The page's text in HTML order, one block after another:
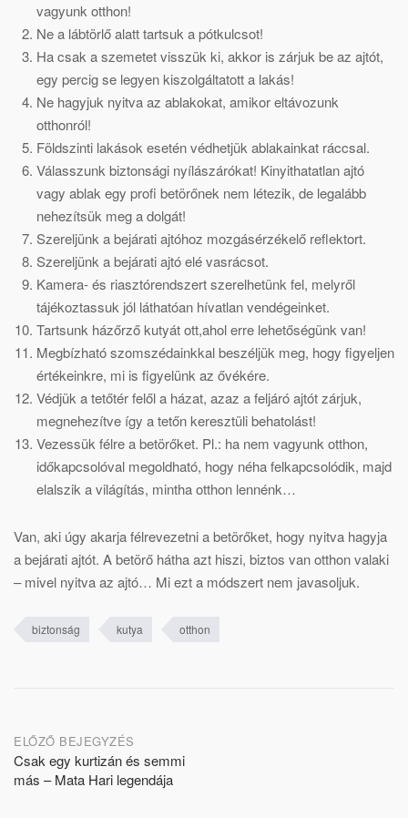
vagyunk otthon!
Ne a lábtörlő alatt tartsuk a pótkulcsot!
Ha csak a szemetet visszük ki, akkor is zárjuk be az ajtót,
egy percig se legyen kiszolgáltatott a lakás!
Ne hagyjuk nyitva az ablakokat, amikor eltávozunk
otthonról!
Földszinti lakások esetén védhetjük ablakainkat ráccsal.
Válasszunk biztonsági nyílászárókat! Kinyithatatlan ajtó
vagy ablak egy profi betörőnek nem létezik, de legalább
nehezítsük meg a dolgát!
Szereljünk a bejárati ajtóhoz mozgásérzékelő reflektort.
Szereljünk a bejárati ajtó elé vasrácsot.
Kamera- és riasztórendszert szerelhetünk fel, melyről
tájékoztassuk jól láthatóan hívatlan vendégeinket.
Tartsunk házőrző kutyát ott,ahol erre lehetőségünk van!
Megbízható szomszédainkkal beszéljük meg, hogy figyeljen
értékeinkre, mi is figyelünk az ővékére.
Védjük a tetőtér felől a házat, azaz a feljáró ajtót zárjuk,
megnehezítve így a tetőn keresztüli behatolást!
Vezessük félre a betörőket. Pl.: ha nem vagyunk otthon,
időkapcsolóval megoldható, hogy néha felkapcsolódik, majd
elalszik a világítás, mintha otthon lennénk…
Van, aki úgy akarja félrevezetni a betörőket, hogy nyitva hagyja
a bejárati ajtót. A betörő hátha azt hiszi, biztos van otthon valaki
– mivel nyitva az ajtó… Mi ezt a módszert nem javasoljuk.
biztonság kutya otthon
Post
navigation
ELŐZŐ BEJEGYZÉS
Csak egy kurtizán és semmi
más – Mata Hari legendája